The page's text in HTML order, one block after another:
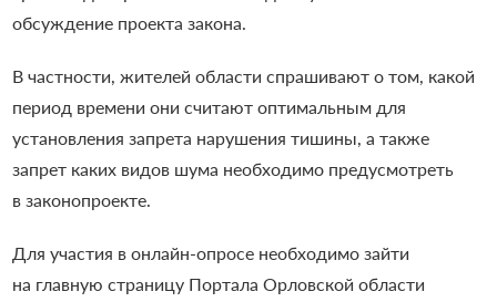
обсуждение проекта закона.
В частности, жителей области спрашивают о том, какой
период времени они считают оптимальным для
установления запрета нарушения тишины, а также
запрет каких видов шума необходимо предусмотреть
в законопроекте.
Для участия в онлайн-опросе необходимо зайти
на главную страницу Портала Орловской области